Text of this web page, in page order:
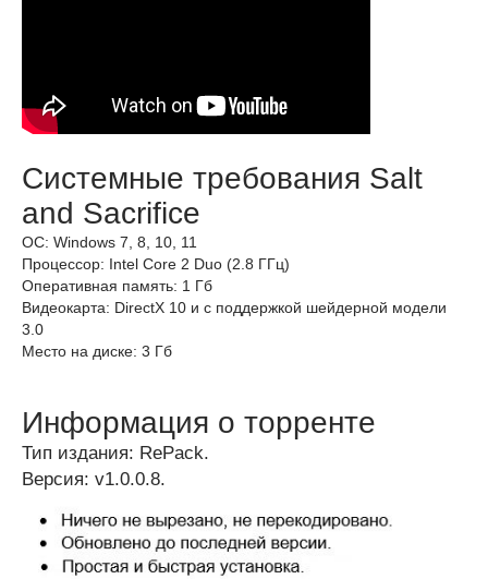
Системные требования Salt
and Sacrifice
ОС: Windows 7, 8, 10, 11
Процессор: Intel Core 2 Duo (2.8 ГГц)
Оперативная память: 1 Гб
Видеокарта: DirectX 10 и с поддержкой шейдерной модели
3.0
Место на диске: 3 Гб
Информация о торренте
Тип издания: RePack.
Версия: v1.0.0.8.